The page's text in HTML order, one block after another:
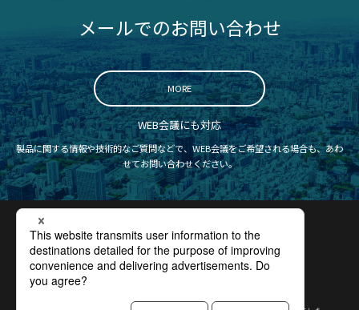
メールでのお問い合わせ
MORE
WEB会議にも対応
製品に関する情報や技術的なご質問などで、WEB会議をご希望される場合も、あわ
せてお問い合わせください。
認証取得
プライバシーポリシー
サイトポリシー
コンプライアンス
サイトマップ